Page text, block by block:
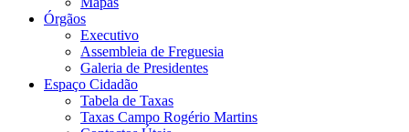
Órgãos
Executivo
Assembleia de Freguesia
Galeria de Presidentes
Espaço Cidadão
Tabela de Taxas
Taxas Campo Rogério Martins